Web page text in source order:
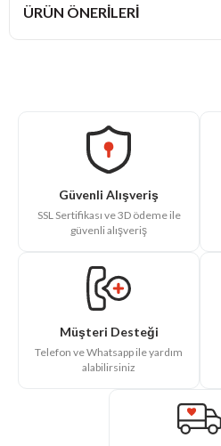
Kapasite: 10 GN 1/1
ÜRÜN ÖNERILERI
Güvenli Alışveriş
SSL Sertifikası ve 3D ödeme ile
güvenli alışveriş
Müşteri Desteği
Telefon ve Whatsapp ile yardım
alabilirsiniz